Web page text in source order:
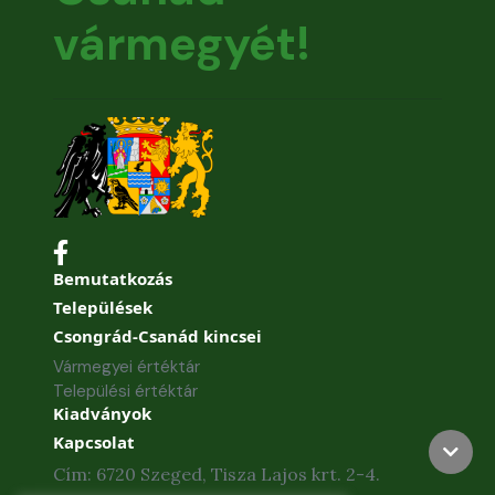
vármegyét!
Bemutatkozás
Települések
Csongrád-Csanád kincsei
Vármegyei értéktár
Települési értéktár
Kiadványok
Kapcsolat
Cím: 6720 Szeged, Tisza Lajos krt. 2-4.